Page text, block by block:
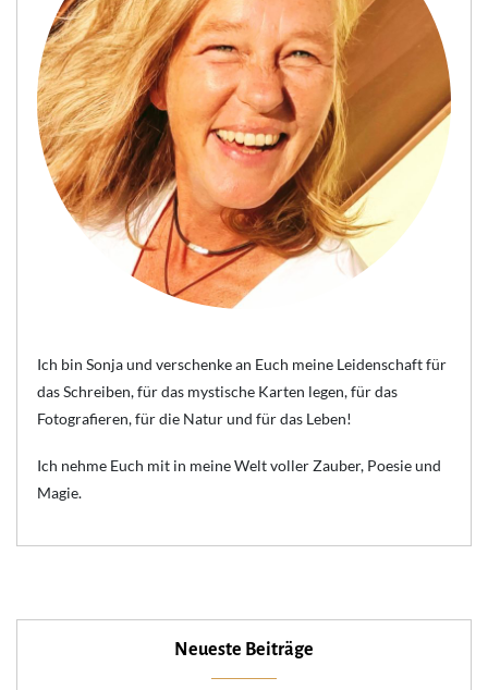
Ich bin Sonja und verschenke an Euch meine Leidenschaft für
das Schreiben, für das mystische Karten legen, für das
Fotografieren, für die Natur und für das Leben!
Ich nehme Euch mit in meine Welt voller Zauber, Poesie und
Magie.
Neueste Beiträge